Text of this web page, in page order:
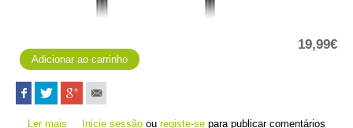
19,99€
Ler mais acerca de Clipe de carregamento - vívosmart
Inicie sessão ouregiste-se para publicar comentários